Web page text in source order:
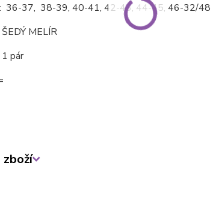
36-37, 38-39, 40-41, 42-43, 44-45, 46-32/48
MELÍR
pár
zboží